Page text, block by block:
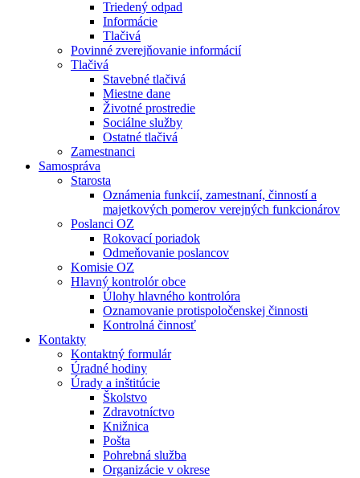
Triedený odpad
Informácie
Tlačivá
Povinné zverejňovanie informácií
Tlačivá
Stavebné tlačivá
Miestne dane
Životné prostredie
Sociálne služby
Ostatné tlačivá
Zamestnanci
Samospráva
Starosta
Oznámenia funkcií, zamestnaní, činností a
majetkových pomerov verejných funkcionárov
Poslanci OZ
Rokovací poriadok
Odmeňovanie poslancov
Komisie OZ
Hlavný kontrolór obce
Úlohy hlavného kontrolóra
Oznamovanie protispoločenskej činnosti
Kontrolná činnosť
Kontakty
Kontaktný formulár
Úradné hodiny
Úrady a inštitúcie
Školstvo
Zdravotníctvo
Knižnica
Pošta
Pohrebná služba
Organizácie v okrese